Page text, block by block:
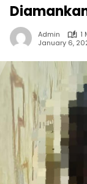
Admin
1
January 6,